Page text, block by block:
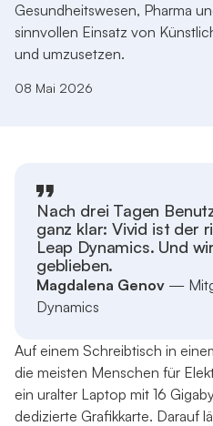
Gesundheitswesen, Pharma
sinnvollen Einsatz von
und umzusetzen.
08 Mai 2026
Nach drei Tagen
ganz klar: Vivid ist der
Leap Dynamics. Und
geblieben.
Magdalena Genov —
Dynamics
Auf einem Schreibtisch in
die meisten Menschen für
ein uralter Laptop mit 16
dedizierte Grafikkarte. Darauf